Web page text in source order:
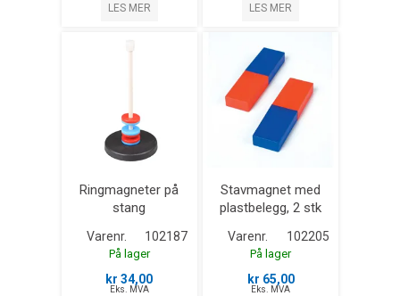
LES MER LES MER
Ringmagneter på
stang
Varenr. 102187
På lager
kr 34,00
Eks. MVA
Stavmagnet med
plastbelegg, 2 stk
Varenr. 102205
På lager
kr 65,00
Eks. MVA